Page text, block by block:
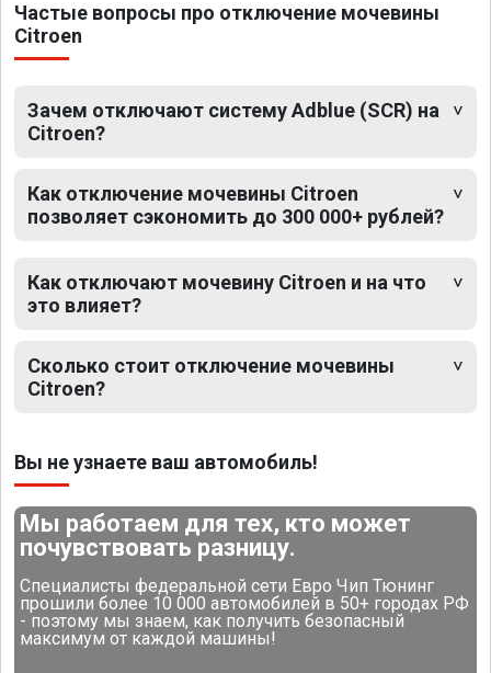
Частые вопросы про отключение мочевины
Citroen
Зачем отключают систему Adblue (SCR) на
Citroen?
Как отключение мочевины Citroen
позволяет сэкономить до 300 000+ рублей?
Как отключают мочевину Citroen и на что
это влияет?
Сколько стоит отключение мочевины
Citroen?
Вы не узнаете ваш автомобиль!
Мы работаем для тех, кто может
почувствовать разницу.
Специалисты федеральной сети Евро Чип Тюнинг
прошили более 10 000 автомобилей в 50+ городах РФ
- поэтому мы знаем, как получить безопасный
максимум от каждой машины!